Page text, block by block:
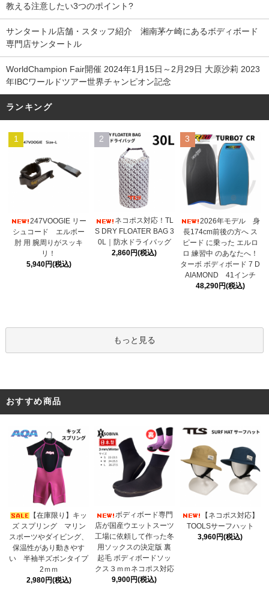
教える注意したい3つのポイント?
サンタートル店舗・スタッフ紹介 湘南茅ケ崎にあるボディボード
専門店サンタートル
WorldChampion Fair開催 2024年1月15日～2月29日 大原沙莉 2023
年IBCワールドツアー世界チャンピオン記念
ランキング
1
247VOOGIE リー
シュコード エルボー
肘 用 腕周りがスッキ
リ！
5,940円(税込)
2
ネコポス対応！TL
S DRY FLOATER BAG 3
0L｜防水ドライバッグ
2,860円(税込)
3
2026年モデル 身
長174cm前後の方へ ス
ピード に乗った エルロ
ロ 練習中 のあなたへ！
ターボ ボディボード 7 D
AIAMOND 41インチ
48,290円(税込)
もっと見る
おすすめ商品
【在庫限り】キッ
ズ スプリング マリン
スポーツやダイビング、
保温性があり動きやす
い 半袖半ズボンタイプ
2ｍｍ
2,980円(税込)
ボディボード専門
店が国産ウエットスーツ
工場に依頼して作った冬
用ソックスの決定版 裏
起毛 ボディボードソッ
クス３ｍｍネコポス対応
9,900円(税込)
【ネコポス対応】
TOOLSサーフハット
3,960円(税込)